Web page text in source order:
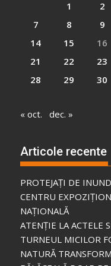
1
2
7
8 9
14
15 16
21
22 23
28
29 30
« oct. dec. »
Articole recente
PROTEJAȚI DE
CENTRU
NAȚIONALĂ
ATENȚIE LA ACTELE
TURNEUL MICILOR
NATURĂ